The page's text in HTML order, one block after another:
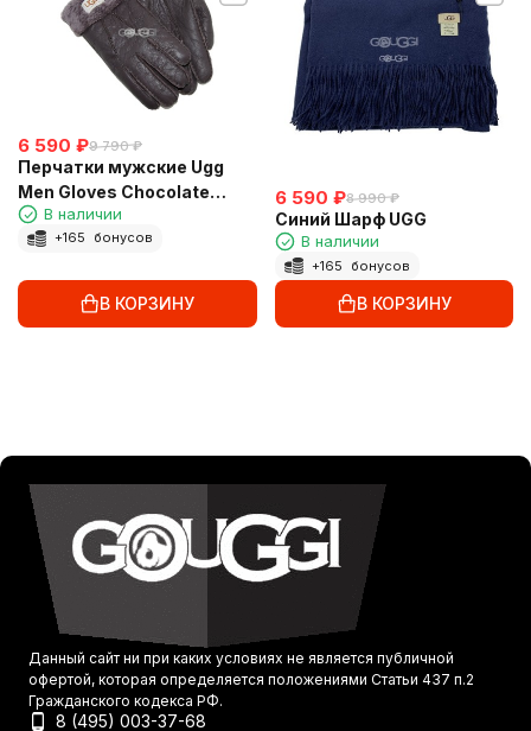
6 590 ₽9 790 ₽
Перчатки мужские Ugg
Men Gloves Chocolate
Metallic
В наличии
+165 бонусов
В КОРЗИНУ
6 590 ₽8 990 ₽
Синий Шарф UGG
В наличии
+165 бонусов
В КОРЗИНУ
Данный сайт ни при каких условиях не является публичной
офертой, которая определяется положениями Статьи 437 п.2
Гражданского кодекса РФ.
8 (495) 003-37-68